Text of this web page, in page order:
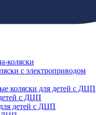
коляски
с электроприводом
коляски для детей с ДЦП
с ДЦП
детей с ДЦП